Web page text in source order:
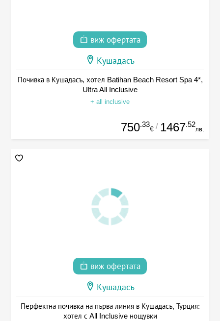
виж офертата
Кушадасъ
Почивка в Кушадасъ, хотел Batihan Beach Resort Spa 4*,
Ultra All Inclusive
+ all inclusive
750.33
€ / 1467.52
лв.
виж офертата
Кушадасъ
Перфектна почивка на първа линия в Кушадасъ, Турция:
хотел с All Inclusive нощувки